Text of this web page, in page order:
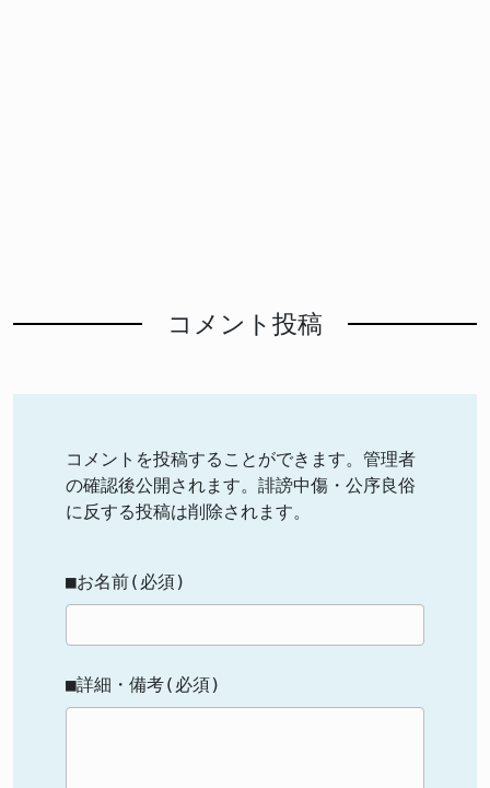
コメント投稿
コメントを投稿することができます。管理者
の確認後公開されます。誹謗中傷・公序良俗
に反する投稿は削除されます。
■お名前(必須)
■詳細・備考(必須)